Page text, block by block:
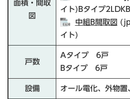
面積・間取
図
イト)Bタイプ
中組B間取図
イト)
戸数
Aタイプ 6戸
Bタイプ 6戸
設備 オール電化、外物